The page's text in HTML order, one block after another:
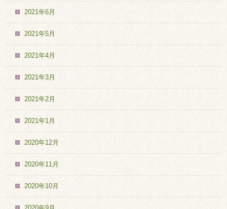
2021年6月
2021年5月
2021年4月
2021年3月
2021年2月
2021年1月
2020年12月
2020年11月
2020年10月